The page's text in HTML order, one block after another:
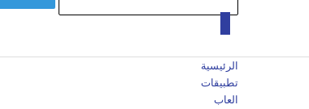
الرئيسية
تطبيقات
العاب